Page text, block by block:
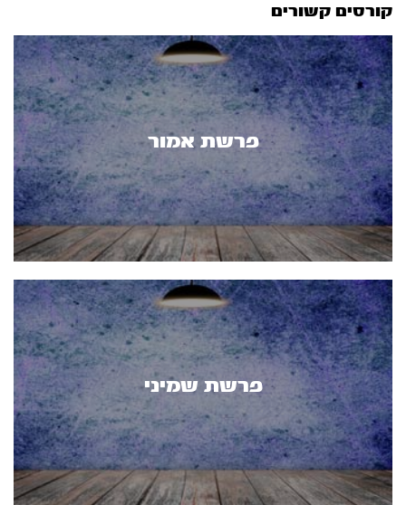
קורסים קשורים
פרשת אמור
פרשת שמיני